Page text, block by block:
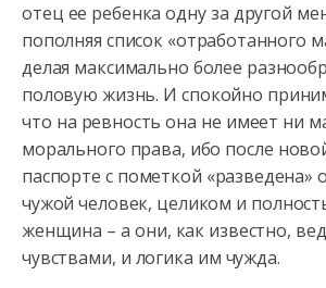
отец ее ребенка одну за другой
пополняя список «отработанного
делая максимально более
половую жизнь. И спокойно
что на ревность она не имеет ни
морального права, ибо после
паспорте с пометкой «разведена»
чужой человек, целиком и
женщина – а они, как известно,
чувствами, и логика им чужда.